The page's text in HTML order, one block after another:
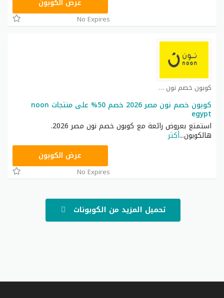
عرض الكوبون
No Expires
كوبون خصم نون مصر كوبون
كوبون خصم نون مصر 2026 خصم 50% على منتجات noon
egypt
استمتع بعروض رائعة مع كوبون خصم نون مصر 2026.
هالكوبون...أكثر
AA233عرض الكوبون
No Expires
تحميل المزيد من الكوبونات